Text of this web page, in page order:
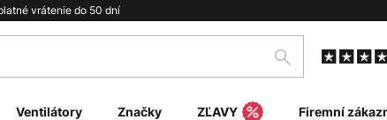
vrátenie do 50 dní
Hľadať
Ventilátory Značky ZĽAVY Firemní